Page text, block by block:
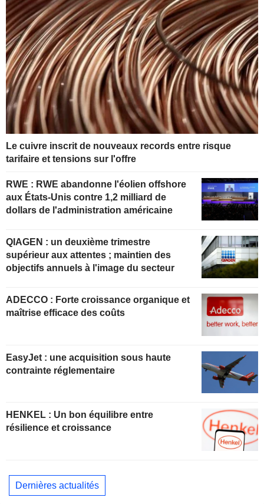
Le cuivre inscrit de nouveaux records entre risque
tarifaire et tensions sur l'offre
RWE : RWE abandonne l'éolien offshore
aux États-Unis contre 1,2 milliard de
dollars de l'administration américaine
QIAGEN : un deuxième trimestre
supérieur aux attentes ; maintien des
objectifs annuels à l'image du secteur
ADECCO : Forte croissance organique et
maîtrise efficace des coûts
EasyJet : une acquisition sous haute
contrainte réglementaire
HENKEL : Un bon équilibre entre
résilience et croissance
Dernières actualités